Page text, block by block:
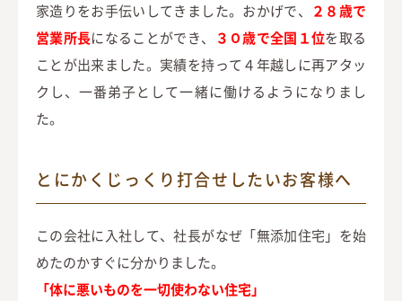
家造りをお手伝いしてきました。おかげで、 ２８歳で
営業所長になることができ、 ３０歳で全国１位を取る
ことが出来ました。実績を持って４年越しに再アタッ
クし、一番弟子として一緒に働けるようになりまし
た。
とにかくじっくり打合せしたいお客様へ
この会社に入社して、社長がなぜ「無添加住宅」を始
めたのかすぐに分かりました。
「体に悪いものを一切使わない住宅」